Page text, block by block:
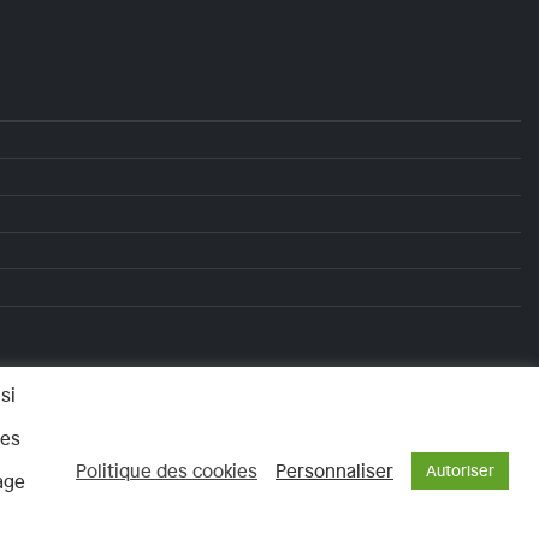
Politique des cookies Personnaliser Autoriser